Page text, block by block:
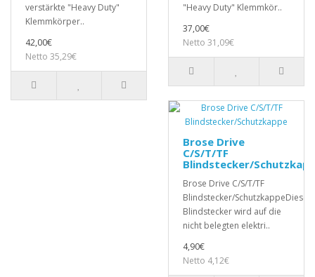
verstärkte "Heavy Duty"
Klemmkörper..
42,00€
Netto 35,29€
"Heavy Duty" Klemmkör..
37,00€
Netto 31,09€
Brose Drive
C/S/T/TF
Blindstecker/
Brose Drive C/S/T/TF
Blindstecker/SchutzkappeDieser
Blindstecker wird auf die
nicht belegten elektri..
4,90€
Netto 4,12€